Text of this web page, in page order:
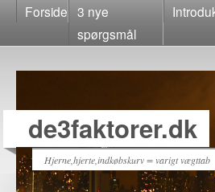
Forside 3 nye
spørgsmål
de3faktorer.dk
Hjerne,hjerte,indkøbskurv = varigt vægttab